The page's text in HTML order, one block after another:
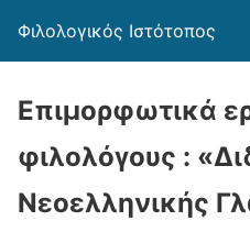
Φιλολογικός Ιστότοπος
Επιμορφωτικά
φιλολόγους :
Νεοελληνικής